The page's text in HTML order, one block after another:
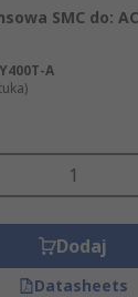
SMC do:
Y400T-A
Dodaj
Datasheets